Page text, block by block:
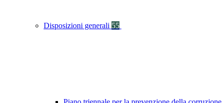
Disposizioni generali 55